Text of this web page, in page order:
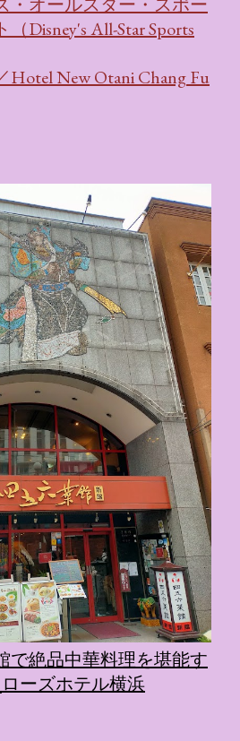
Disney's All-Star Sports
New Otani Chang Fu
絶品中華料理を堪能す
ーズホテル横浜